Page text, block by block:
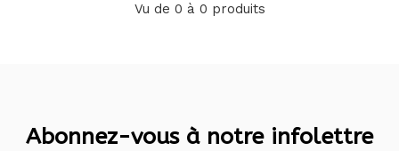
Vu de 0 à 0 produits
Abonnez-vous à notre infolettre